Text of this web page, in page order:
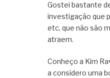
Gostei bastante
investigação que
etc, que não são
atraem.
Conheço a Kim
a considero uma